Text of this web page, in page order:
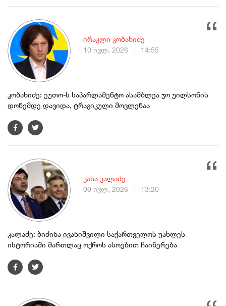
კობახიძე: ეუთო-ს საპარლამენტო ასამბლეა ჯო უილსონის
დონემდე დავიდა, ტრაგიკული მოვლენაა
ირაკლი კობახიძე
10 ივლ, 2026
14:55
კალაძე: ბიძინა ივანიშვილი საქართველოს უახლეს
ისტორიაში მართლაც ოქროს ასოებით ჩაიწერება
კახა კალაძე
09 ივლ, 2026
13:20